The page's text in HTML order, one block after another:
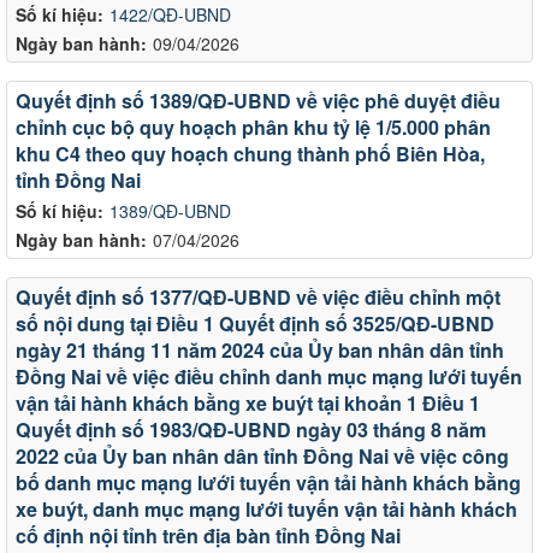
Số kí hiệu: 1422/QĐ-UBND
Ngày ban hành: 09/04/2026
Số kí hiệu: 1389/QĐ-UBND
Ngày ban hành: 07/04/2026
Quyết định số 1389/QĐ-UBND về việc phê duyệt điều
chỉnh cục bộ quy hoạch phân khu tỷ lệ 1/5.000 phân
khu C4 theo quy hoạch chung thành phố Biên Hòa,
tỉnh Đồng Nai
Quyết định số 1377/QĐ-UBND về việc điều chỉnh một
số nội dung tại Điều 1 Quyết định số 3525/QĐ-UBND
ngày 21 tháng 11 năm 2024 của Ủy ban nhân dân tỉnh
Đồng Nai về việc điều chỉnh danh mục mạng lưới tuyến
vận tải hành khách bằng xe buýt tại khoản 1 Điều 1
Quyết định số 1983/QĐ-UBND ngày 03 tháng 8 năm
2022 của Ủy ban nhân dân tỉnh Đồng Nai về việc công
bố danh mục mạng lưới tuyến vận tải hành khách bằng
xe buýt, danh mục mạng lưới tuyến vận tải hành khách
cố định nội tỉnh trên địa bàn tỉnh Đồng Nai